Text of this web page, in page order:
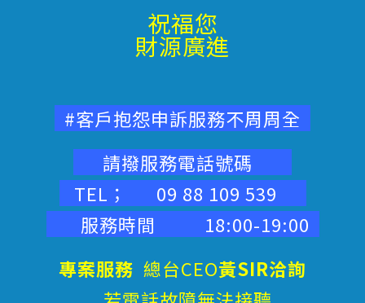
祝福您
財源廣進
#客戶抱怨申訴服務不周周全
請撥服務電話號碼
TEL； 09 88 109 539
服務時間 18:00-19:00
專案服務 總台CEO黃SIR洽詢